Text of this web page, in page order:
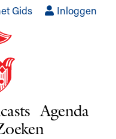
Gids Inloggen
Agenda